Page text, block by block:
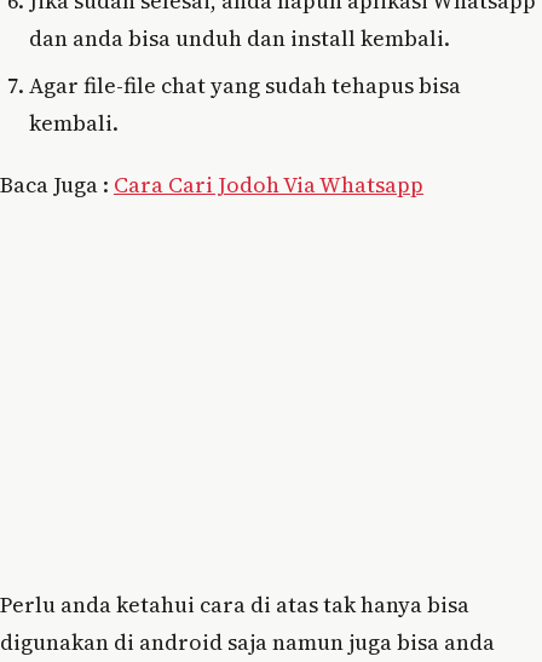
dan anda bisa unduh dan install kembali.
Agar file-file chat yang sudah tehapus bisa
kembali.
Baca Juga : Cara Cari Jodoh Via Whatsapp
Perlu anda ketahui cara di atas tak hanya bisa
digunakan di android saja namun juga bisa anda